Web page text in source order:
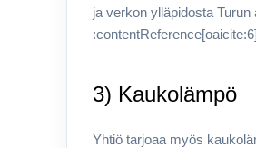
ja verkon ylläpidosta Turun
3) Kaukolämpö
Yhtiö tarjoaa myös